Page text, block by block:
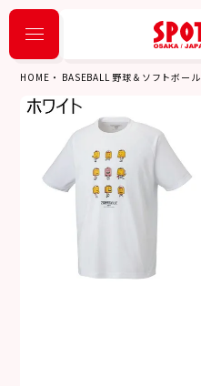
HOME BASEBALL 野球＆ソフトボール